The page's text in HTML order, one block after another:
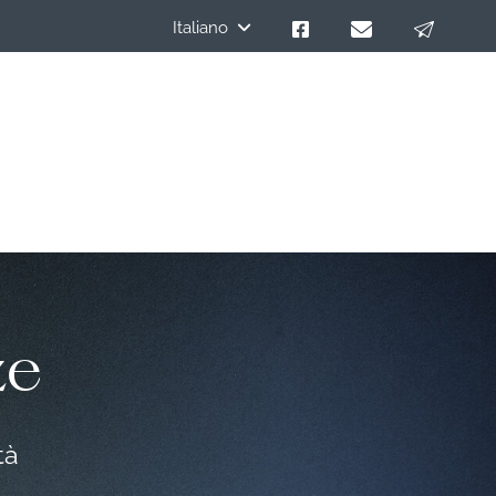
Italiano